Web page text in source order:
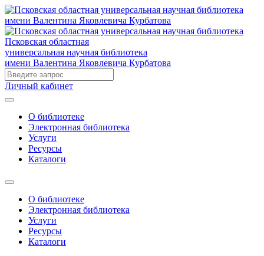
Псковская областная
универсальная научная библиотека
имени Валентина Яковлевича Курбатова
Личный кабинет
О библиотеке
Электронная библиотека
Услуги
Ресурсы
Каталоги
О библиотеке
Электронная библиотека
Услуги
Ресурсы
Каталоги